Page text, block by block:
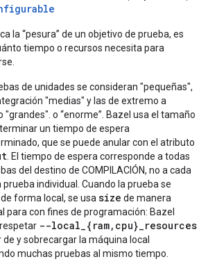
la “pesura” de un objetivo de prueba, es
tiempo o recursos necesita para
de unidades se consideran "pequeñas",
"medias" y las de extremo a
"grandes". o “enorme”. Bazel usa el tamaño
un tiempo de espera
que se puede anular con el atributo
. El tiempo de espera corresponde a todas
del destino de COMPILACIÓN, no a cada
prueba individual. Cuando la prueba se
forma local, se usa size de manera
para con fines de programación: Bazel
--local_{ram,cpu}_resources
de y sobrecargar la máquina local
muchas pruebas al mismo tiempo.